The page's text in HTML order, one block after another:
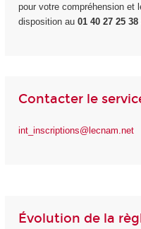
pour votre compréhension et
disposition au 01 40 27 25 38
Contacter le
int_inscriptions@lecnam.net
Évolution de la